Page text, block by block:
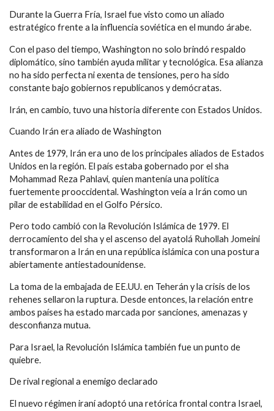
Durante la Guerra Fría, Israel fue visto como un aliado
estratégico frente a la influencia soviética en el mundo árabe.
Con el paso del tiempo, Washington no solo brindó respaldo
diplomático, sino también ayuda militar y tecnológica. Esa alianza
no ha sido perfecta ni exenta de tensiones, pero ha sido
constante bajo gobiernos republicanos y demócratas.
Irán, en cambio, tuvo una historia diferente con Estados Unidos.
Cuando Irán era aliado de Washington
Antes de 1979, Irán era uno de los principales aliados de Estados
Unidos en la región. El país estaba gobernado por el sha
Mohammad Reza Pahlavi, quien mantenía una política
fuertemente prooccidental. Washington veía a Irán como un
pilar de estabilidad en el Golfo Pérsico.
Pero todo cambió con la Revolución Islámica de 1979. El
derrocamiento del sha y el ascenso del ayatolá Ruhollah Jomeini
transformaron a Irán en una república islámica con una postura
abiertamente antiestadounidense.
La toma de la embajada de EE.UU. en Teherán y la crisis de los
rehenes sellaron la ruptura. Desde entonces, la relación entre
ambos países ha estado marcada por sanciones, amenazas y
desconfianza mutua.
Para Israel, la Revolución Islámica también fue un punto de
quiebre.
De rival regional a enemigo declarado
El nuevo régimen iraní adoptó una retórica frontal contra Israel,